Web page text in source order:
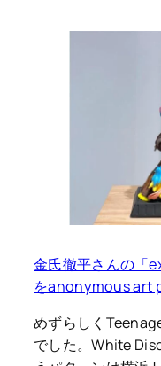
金氏徹平さんの「
をanonymous art
めずらしく
でした。White